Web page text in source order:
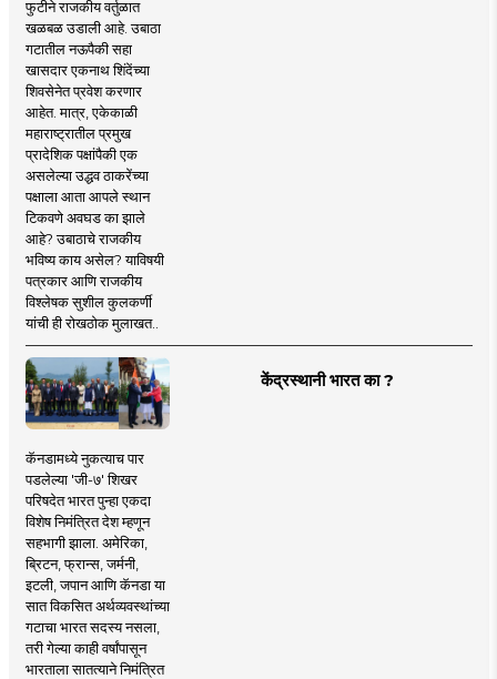
फुटीने राजकीय वर्तुळात
खळबळ उडाली आहे. उबाठा
गटातील नऊपैकी सहा
खासदार एकनाथ शिंदेंच्या
शिवसेनेत प्रवेश करणार
आहेत. मात्र, एकेकाळी
महाराष्ट्रातील प्रमुख
प्रादेशिक पक्षांपैकी एक
असलेल्या उद्धव ठाकरेंच्या
पक्षाला आता आपले स्थान
टिकवणे अवघड का झाले
आहे? उबाठाचे राजकीय
भविष्य काय असेल? याविषयी
पत्रकार आणि राजकीय
विश्लेषक सुशील कुलकर्णी
यांची ही रोखठोक मुलाखत..
केंद्रस्थानी भारत का ?
कॅनडामध्ये नुकत्याच पार
पडलेल्या 'जी-७' शिखर
परिषदेत भारत पुन्हा एकदा
विशेष निमंत्रित देश म्हणून
सहभागी झाला. अमेरिका,
ब्रिटन, फ्रान्स, जर्मनी,
इटली, जपान आणि कॅनडा या
सात विकसित अर्थव्यवस्थांच्या
गटाचा भारत सदस्य नसला,
तरी गेल्या काही वर्षांपासून
भारताला सातत्याने निमंत्रित